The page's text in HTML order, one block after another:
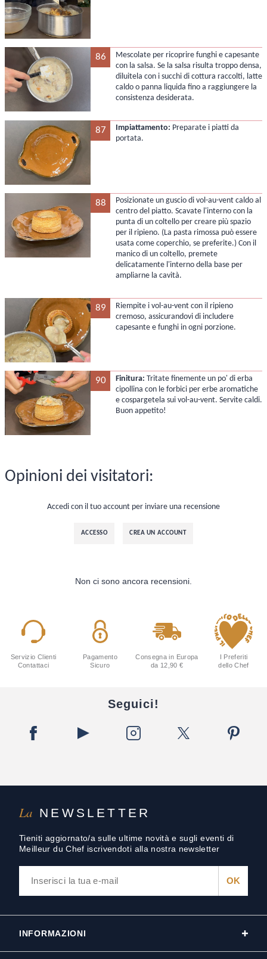
86
Mescolate per ricoprire funghi e capesante
con la salsa. Se la salsa risulta troppo densa,
diluitela con i succhi di cottura raccolti, latte
caldo o panna liquida fino a raggiungere la
consistenza desiderata.
87 Impiattamento: Preparate i piatti da
portata.
88
Posizionate un guscio di vol-au-vent caldo al
centro del piatto. Scavate l'interno con la
punta di un coltello per creare più spazio
per il ripieno. (La pasta rimossa può essere
usata come coperchio, se preferite.) Con il
manico di un coltello, premete
delicatamente l'interno della base per
ampliarne la cavità.
89
Riempite i vol-au-vent con il ripieno
cremoso, assicurandovi di includere
capesante e funghi in ogni porzione.
90 Finitura: Tritate finemente un po' di erba
cipollina con le forbici per erbe aromatiche
e cospargetela sui vol-au-vent. Servite caldi.
Buon appetito!
Opinioni dei visitatori:
Accedi con il tuo account per inviare una recensione
ACCESSO CREA UN ACCOUNT
Non ci sono ancora recensioni.
La NEWSLETTER
Tieniti aggiornato/a sulle ultime novità e sugli eventi di
Meilleur du Chef iscrivendoti alla nostra newsletter
Servizio Clienti
Contattaci
Pagamento
Sicuro
Consegna in Europa
da 12,90 €
I Preferiti
dello Chef
Seguici!
INFORMAZIONI